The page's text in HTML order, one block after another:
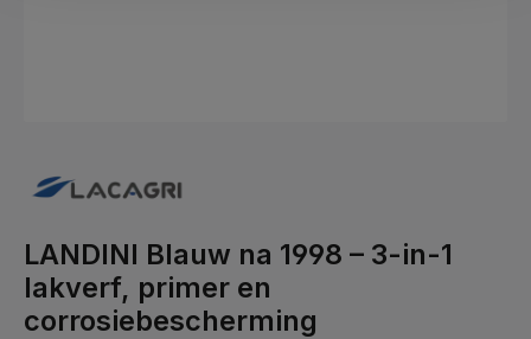
LANDINI Blauw na 1998 – 3-in-1
lakverf, primer en
corrosiebescherming